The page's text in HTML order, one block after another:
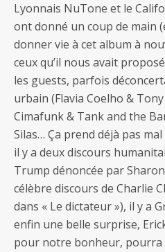
Lyonnais NuTone et le
ont donné un coup de main
donner vie à cet album à
ceux qu’il nous avait
les guests, parfois
urbain (Flavia Coelho &
Cimafunk & Tank and the
Silas… Ça prend déjà pas
il y a deux discours
Trump dénoncée par
célèbre discours de Charlie
dans « Le dictateur »), il y a
enfin une belle surprise,
pour notre bonheur, pourra